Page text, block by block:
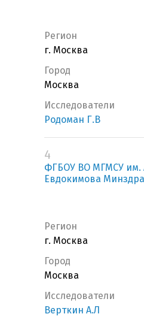
Регион
г. Москва
Город
Москва
Исследователи
Родоман Г.В
4
ФГБОУ ВО МГМСУ им.
Евдокимова
Регион
г. Москва
Город
Москва
Исследователи
Верткин А.Л